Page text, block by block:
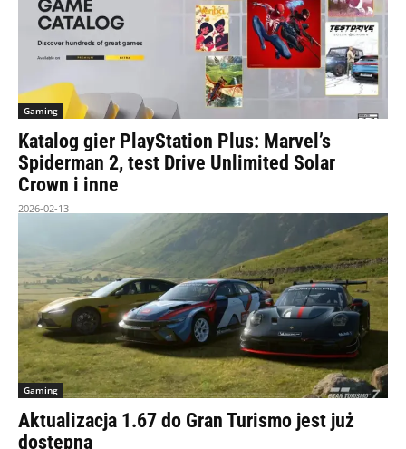
Gaming
Katalog gier PlayStation Plus: Marvel’s
Spiderman 2, test Drive Unlimited Solar
Crown i inne
2026-02-13
Gaming
Aktualizacja 1.67 do Gran Turismo jest już
dostępna